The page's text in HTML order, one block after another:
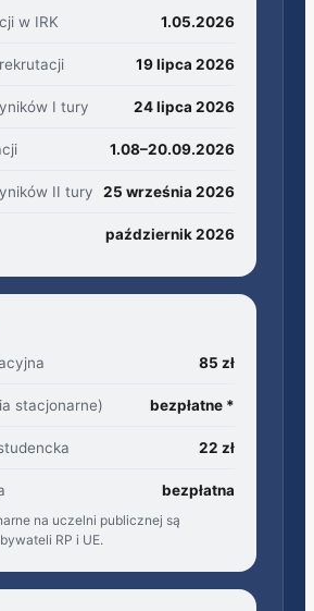
w IRK 1.05.2026
19 lipca 2026
I tury 24 lipca 2026
1.08–20.09.2026
II tury 25 września 2026
październik 2026
85 zł
stacjonarne) bezpłatne *
22 zł
bezpłatna
na uczelni publicznej są
RP i UE.